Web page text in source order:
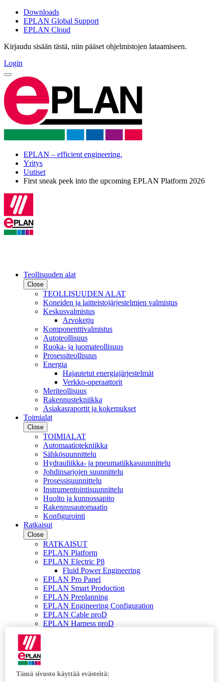
Downloads
EPLAN Global Support
EPLAN Cloud
Kirjaudu sisään tästä, niin pääset ohjelmistojen lataamiseen.
Login
EPLAN – efficient engineering.
Yritys
Uutiset
First sneak peek into the upcoming EPLAN Platform 2026
Teollisuuden alat
Close
TEOLLISUUDEN ALAT
Koneiden ja laitteistojärjestelmien valmistus
Keskusvalmistus
Arvoketju
Komponenttivalmistus
Autoteollisuus
Ruoka- ja juomateollisuus
Prosessiteollisuus
Energia
Hajautetut energiajärjestelmät
Verkko-operaattorit
Meriteollisuus
Rakennustekniikka
Asiakasraportit ja kokemukset
Toimialat
Close
TOIMIALAT
Automaatiotekniikka
Sähkösuunnittelu
Hydrauliikka- ja pneumatiikkasuunnittelu
Johdinsarjojen suunnittelu
Prosessisuunnittelu
Instrumentointisuunnittelu
Huolto ja kunnossapito
Rakennusautomaatio
Konfigurointi
Ratkaisut
Close
RATKAISUT
EPLAN Platform
EPLAN Electric P8
Fluid Power Engineering
EPLAN Pro Panel
EPLAN Smart Production
EPLAN Preplanning
EPLAN Engineering Configuration
EPLAN Cable proD
EPLAN Harness proD
Palvelut
Tämä sivusto käyttää evästeitä: